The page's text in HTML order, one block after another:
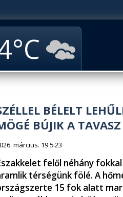
BÉLELT
BÚJIK A TAVASZ
március. 19 5:23
felől néhány
térségünk fölé. A
15 fok alatt